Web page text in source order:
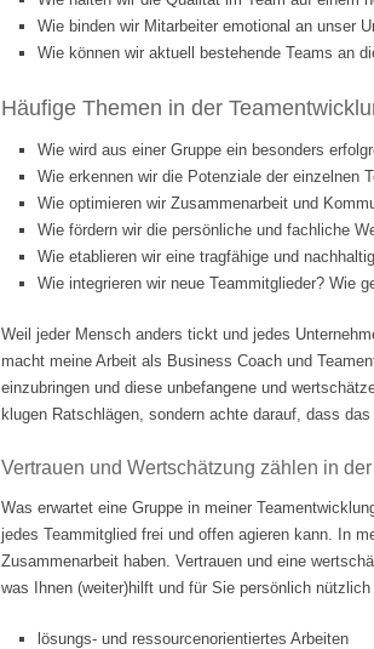
Wie binden wir Mitarbeiter emotional an unser
Wie können wir aktuell bestehende Teams an
Häufige Themen in der
Wie wird aus einer Gruppe ein besonders
Wie erkennen wir die Potenziale der einzelnen
Wie optimieren wir Zusammenarbeit und
Wie fördern wir die persönliche und fachliche
Wie etablieren wir eine tragfähige und
Wie integrieren wir neue Teammitglieder? Wie
Weil jeder Mensch anders tickt und jedes
macht meine Arbeit als Business Coach und
einzubringen und diese unbefangene und
klugen Ratschlägen, sondern achte darauf, dass
Vertrauen und Wertschätzung zählen in
Was erwartet eine Gruppe in meiner
jedes Teammitglied frei und offen agieren kann. In
Zusammenarbeit haben. Vertrauen und eine
was Ihnen (weiter)hilft und für Sie persönlich
lösungs- und ressourcenorientiertes Arbeiten